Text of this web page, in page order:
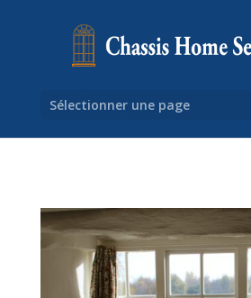
Sélectionner une page